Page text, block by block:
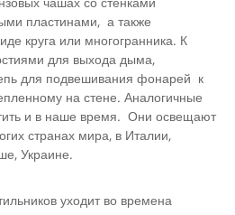
пластинами, а также
круга или многогранника. К
для выхода дыма,
для подвешивания фонарей к
на стене. Аналогичные
и в наше время. Они освещают
странах мира, в Италии,
Украине.
уходит во времена